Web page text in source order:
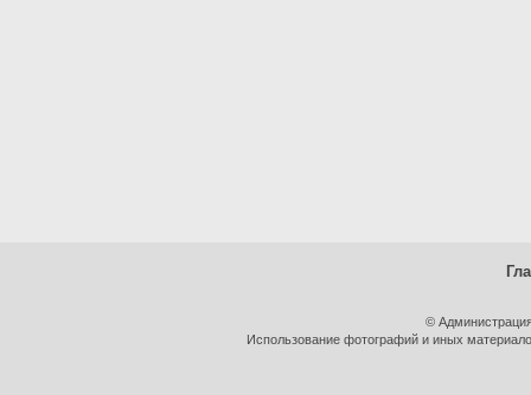
©
Использование фотографий и иных